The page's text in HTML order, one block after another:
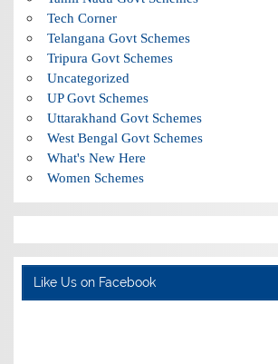
Tech Corner
Telangana Govt Schemes
Tripura Govt Schemes
Uncategorized
UP Govt Schemes
Uttarakhand Govt Schemes
West Bengal Govt Schemes
What's New Here
Women Schemes
Like Us on Facebook